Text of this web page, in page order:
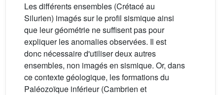
Les différents ensembles (Crétacé au
Silurien) imagés sur le profil sismique ainsi
que leur géométrie ne suffisent pas pour
expliquer les anomalies observées. Il est
donc nécessaire d'utiliser deux autres
ensembles, non imagés en sismique. Or, dans
ce contexte géologique, les formations du
Paléozoïque inférieur (Cambrien et